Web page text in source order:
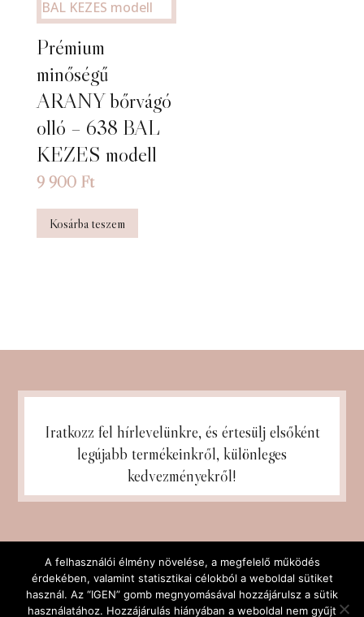
Prémium
minőségű
ARANY bőrvágó
olló – 638 BAL
KEZES modell
9 900 Ft
Kosárba teszem
Iratkozz fel hírlevelünkre, és értesülj elsőként
legújabb termékeinkről, különleges
kedvezményekről!
A felhasználói élmény növelése, a megfelelő működés
érdekében, valamint statisztikai célokból a weboldal sütiket
használ. Az “IGEN” gomb megnyomásával hozzájárulsz a sütik
használatához. Hozzájárulás hiányában a weboldal nem gyűjt